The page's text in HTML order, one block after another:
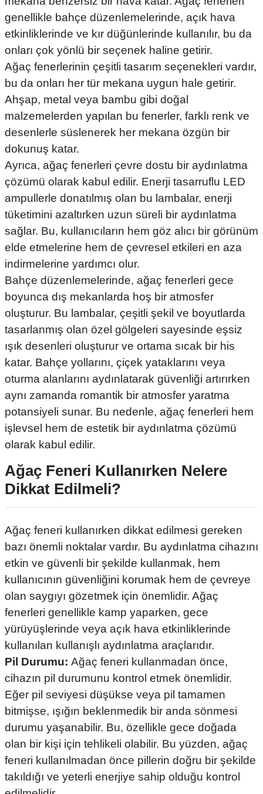
genellikle bahçe düzenlemelerinde, açık hava
etkinliklerinde ve kır düğünlerinde kullanılır, bu da
onları çok yönlü bir seçenek haline getirir.
Ağaç fenerlerinin çeşitli tasarım seçenekleri vardır,
bu da onları her tür mekana uygun hale getirir.
Ahşap, metal veya bambu gibi doğal
malzemelerden yapılan bu fenerler, farklı renk ve
desenlerle süslenerek her mekana özgün bir
dokunuş katar.
Ayrıca, ağaç fenerleri çevre dostu bir aydınlatma
çözümü olarak kabul edilir. Enerji tasarruflu LED
ampullerle donatılmış olan bu lambalar, enerji
tüketimini azaltırken uzun süreli bir aydınlatma
sağlar. Bu, kullanıcıların hem göz alıcı bir görünüm
elde etmelerine hem de çevresel etkileri en aza
indirmelerine yardımcı olur.
Bahçe düzenlemelerinde, ağaç fenerleri gece
boyunca dış mekanlarda hoş bir atmosfer
oluşturur. Bu lambalar, çeşitli şekil ve boyutlarda
tasarlanmış olan özel gölgeleri sayesinde eşsiz
ışık desenleri oluşturur ve ortama sıcak bir his
katar. Bahçe yollarını, çiçek yataklarını veya
oturma alanlarını aydınlatarak güvenliği artırırken
aynı zamanda romantik bir atmosfer yaratma
potansiyeli sunar. Bu nedenle, ağaç fenerleri hem
işlevsel hem de estetik bir aydınlatma çözümü
olarak kabul edilir.
Ağaç Feneri Kullanırken Nelere
Dikkat Edilmeli?
Ağaç feneri kullanırken dikkat edilmesi gereken
bazı önemli noktalar vardır. Bu aydınlatma cihazını
etkin ve güvenli bir şekilde kullanmak, hem
kullanıcının güvenliğini korumak hem de çevreye
olan saygıyı gözetmek için önemlidir. Ağaç
fenerleri genellikle kamp yaparken, gece
yürüyüşlerinde veya açık hava etkinliklerinde
kullanılan kullanışlı aydınlatma araçlarıdır.
Pil Durumu: Ağaç feneri kullanmadan önce,
cihazın pil durumunu kontrol etmek önemlidir.
Eğer pil seviyesi düşükse veya pil tamamen
bitmişse, ışığın beklenmedik bir anda sönmesi
durumu yaşanabilir. Bu, özellikle gece doğada
olan bir kişi için tehlikeli olabilir. Bu yüzden, ağaç
feneri kullanılmadan önce pillerin doğru bir şekilde
takıldığı ve yeterli enerjiye sahip olduğu kontrol